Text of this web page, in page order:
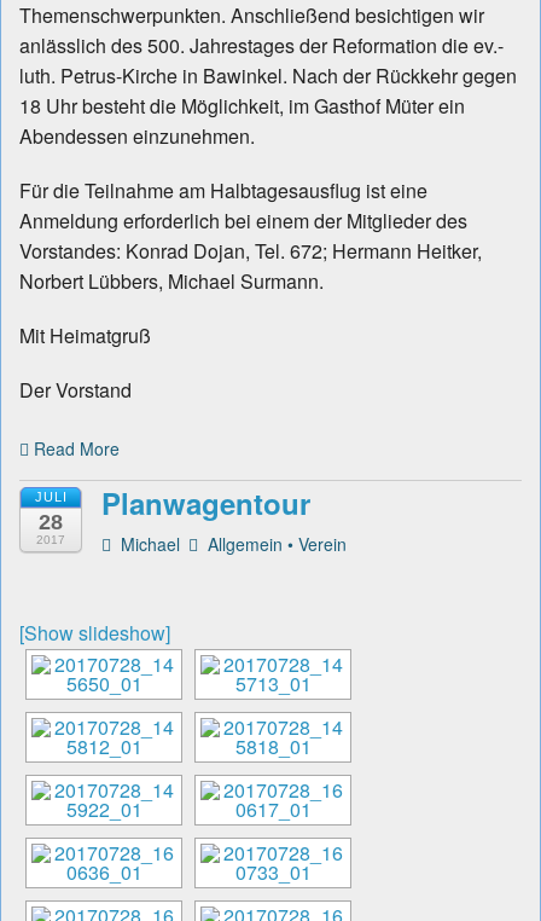
Themenschwerpunkten. Anschließend besichtigen wir
anlässlich des 500. Jahrestages der Reformation die ev.-
luth. Petrus-Kirche in Bawinkel. Nach der Rückkehr gegen
18 Uhr besteht die Möglichkeit, im Gasthof Müter ein
Abendessen einzunehmen.
Für die Teilnahme am Halbtagesausflug ist eine
Anmeldung erforderlich bei einem der Mitglieder des
Vorstandes: Konrad Dojan, Tel. 672; Hermann Heitker,
Norbert Lübbers, Michael Surmann.
Mit Heimatgruß
Der Vorstand
Read More
JULI
28
2017
Planwagentour
Michael Allgemein •Verein
[Show slideshow]